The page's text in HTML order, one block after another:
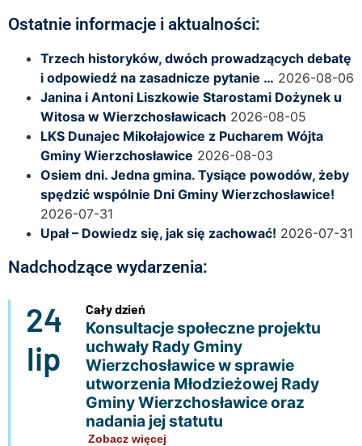
Ostatnie informacje i aktualności:
Trzech historyków, dwóch prowadzących debatę
i odpowiedź na zasadnicze pytanie … 2026-08-06
Janina i Antoni Liszkowie Starostami Dożynek u
Witosa w Wierzchosławicach 2026-08-05
LKS Dunajec Mikołajowice z Pucharem Wójta
Gminy Wierzchosławice 2026-08-03
Osiem dni. Jedna gmina. Tysiące powodów, żeby
spędzić wspólnie Dni Gminy Wierzchosławice!
2026-07-31
Upał – Dowiedz się, jak się zachować! 2026-07-31
Nadchodzące wydarzenia:
24
lip
Cały dzień
Konsultacje społeczne projektu
uchwały Rady Gminy
Wierzchosławice w sprawie
utworzenia Młodzieżowej Rady
Gminy Wierzchosławice oraz
nadania jej statutu
Zobacz więcej